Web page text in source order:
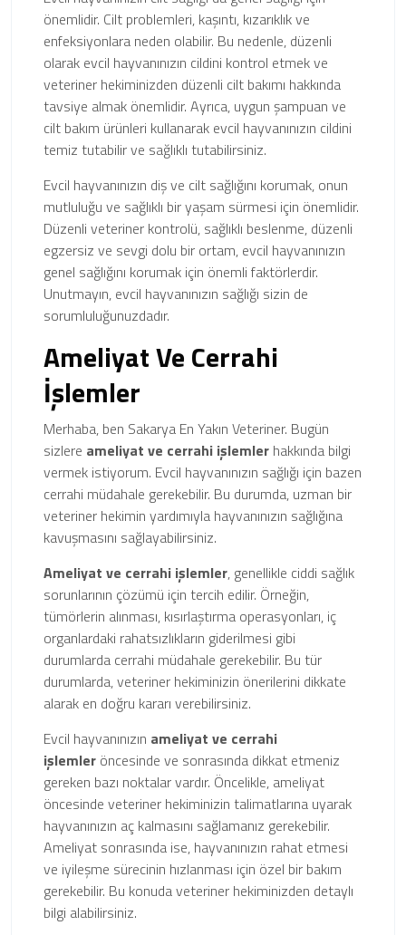
önemlidir. Cilt problemleri, kaşıntı, kızarıklık ve
enfeksiyonlara neden olabilir. Bu nedenle, düzenli
olarak evcil hayvanınızın cildini kontrol etmek ve
veteriner hekiminizden düzenli cilt bakımı hakkında
tavsiye almak önemlidir. Ayrıca, uygun şampuan ve
cilt bakım ürünleri kullanarak evcil hayvanınızın cildini
temiz tutabilir ve sağlıklı tutabilirsiniz.
Evcil hayvanınızın diş ve cilt sağlığını korumak, onun
mutluluğu ve sağlıklı bir yaşam sürmesi için önemlidir.
Düzenli veteriner kontrolü, sağlıklı beslenme, düzenli
egzersiz ve sevgi dolu bir ortam, evcil hayvanınızın
genel sağlığını korumak için önemli faktörlerdir.
Unutmayın, evcil hayvanınızın sağlığı sizin de
sorumluluğunuzdadır.
Ameliyat Ve Cerrahi
İşlemler
Merhaba, ben Sakarya En Yakın Veteriner. Bugün
sizlere ameliyat ve cerrahi işlemler hakkında bilgi
vermek istiyorum. Evcil hayvanınızın sağlığı için bazen
cerrahi müdahale gerekebilir. Bu durumda, uzman bir
veteriner hekimin yardımıyla hayvanınızın sağlığına
kavuşmasını sağlayabilirsiniz.
Ameliyat ve cerrahi işlemler, genellikle ciddi sağlık
sorunlarının çözümü için tercih edilir. Örneğin,
tümörlerin alınması, kısırlaştırma operasyonları, iç
organlardaki rahatsızlıkların giderilmesi gibi
durumlarda cerrahi müdahale gerekebilir. Bu tür
durumlarda, veteriner hekiminizin önerilerini dikkate
alarak en doğru kararı verebilirsiniz.
Evcil hayvanınızın ameliyat ve cerrahi
işlemler öncesinde ve sonrasında dikkat etmeniz
gereken bazı noktalar vardır. Öncelikle, ameliyat
öncesinde veteriner hekiminizin talimatlarına uyarak
hayvanınızın aç kalmasını sağlamanız gerekebilir.
Ameliyat sonrasında ise, hayvanınızın rahat etmesi
ve iyileşme sürecinin hızlanması için özel bir bakım
gerekebilir. Bu konuda veteriner hekiminizden detaylı
bilgi alabilirsiniz.